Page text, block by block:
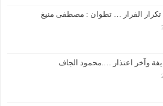
تكرار الفرار … تطوان : مصطفى منيغ
وآخر اعتذار ….محمود الجاف